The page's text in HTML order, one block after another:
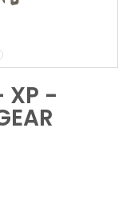
XP -